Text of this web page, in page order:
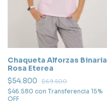
Chaqueta Alforzas Binaria
Rosa Eterea
$54.800
$69.500
$46.580 con Transferencia 15%
OFF